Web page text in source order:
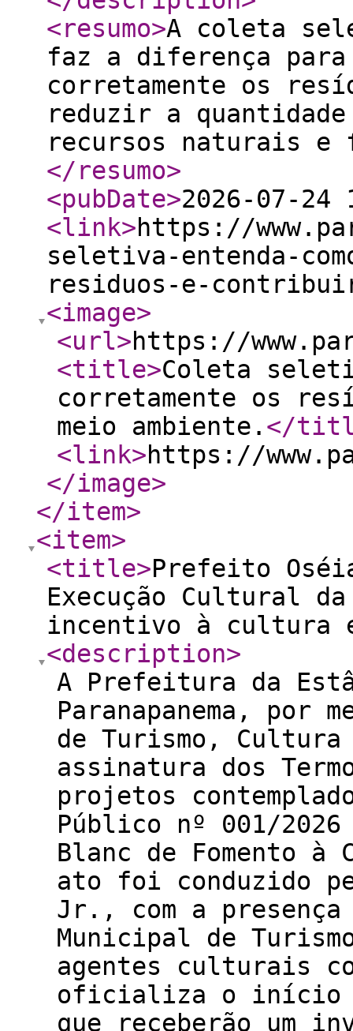
<resumo>A coleta
faz a diferença para
corretamente os
reduzir a
recursos naturais e
</resumo>
<pubDate>2026-07-24
<link>https://
seletiva-entenda-
residuos-e-
<image>
<url>https://
<title>Coleta
corretamente os
meio ambiente. </
<link>https://
</image>
</item>
<item>
<title>Prefeito
Execução Cultural
incentivo à cultura
<description>
A Prefeitura da
Paranapanema, por
de Turismo,
assinatura dos
projetos
Público nº 001/
Blanc de Fomento
ato foi conduzido
Jr., com a
Municipal de
agentes culturais
oficializa o início
que receberão um